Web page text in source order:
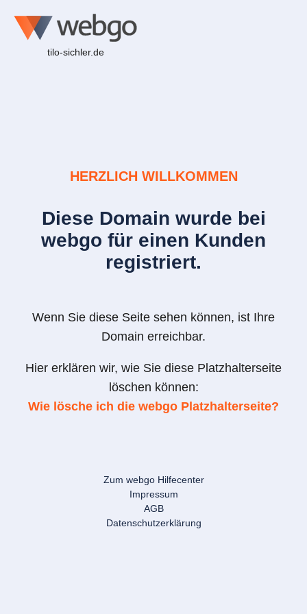
tilo-sichler.de
HERZLICH WILLKOMMEN
Diese Domain wurde bei
webgo für einen Kunden
registriert.
Wenn Sie diese Seite sehen können, ist Ihre
Domain erreichbar.
Hier erklären wir, wie Sie diese Platzhalterseite
löschen können:
Wie lösche ich die webgo Platzhalterseite?
Zum webgo Hilfecenter
Impressum
AGB
Datenschutzerklärung